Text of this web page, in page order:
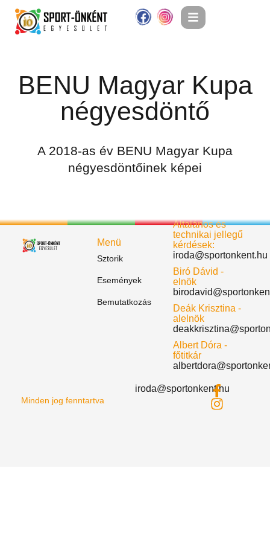
BENU Magyar Kupa
négyesdöntő
A 2018-as év BENU Magyar Kupa
négyesdöntőinek képei
Menü
Sztorik
Események
Bemutatkozás
Általános és
technikai jellegű
kérdések:
iroda@sportonkent.hu
Biró Dávid -
elnök
Deák Krisztina -
alelnök
Albert Dóra -
főtitkár
Minden jog fenntartva
iroda@sportonkent.hu